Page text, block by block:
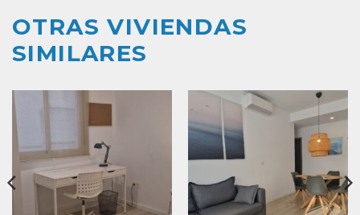
OTRAS VIVIENDAS
SIMILARES